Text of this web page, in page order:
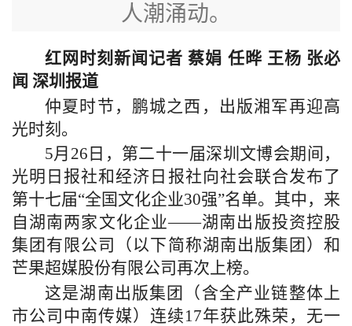
人潮涌动。
红网时刻新闻记者 蔡娟 任晔 王杨 张必
闻 深圳报道
仲夏时节，鹏城之西，出版湘军再迎高
光时刻。
5月26日，第二十一届深圳文博会期间，
光明日报社和经济日报社向社会联合发布了
第十七届“全国文化企业30强”名单。其中，来
自湖南两家文化企业——湖南出版投资控股
集团有限公司（以下简称湖南出版集团）和
芒果超媒股份有限公司再次上榜。
这是湖南出版集团（含全产业链整体上
市公司中南传媒）连续17年获此殊荣，无一